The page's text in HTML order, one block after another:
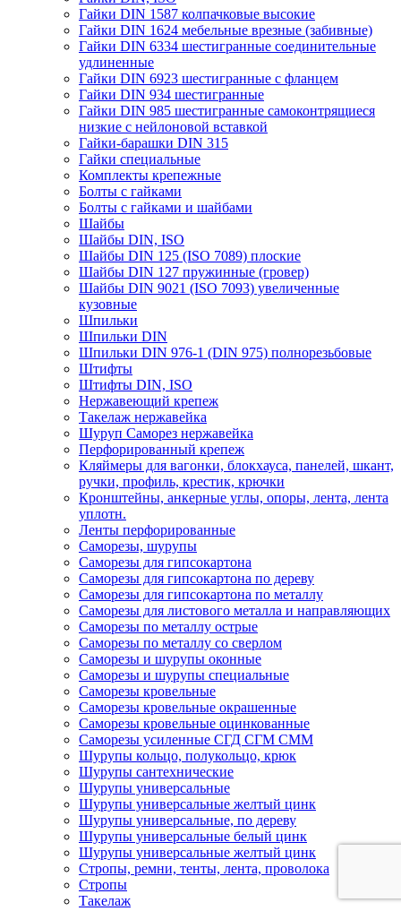
Гайки DIN 1587 колпачковые высокие
Гайки DIN 1624 мебельные врезные (забивные)
Гайки DIN 6334 шестигранные соединительные
удлиненные
Гайки DIN 6923 шестигранные с фланцем
Гайки DIN 934 шестигранные
Гайки DIN 985 шестигранные самоконтрящиеся
низкие с нейлоновой вставкой
Гайки-барашки DIN 315
Гайки специальные
Комплекты крепежные
Болты с гайками
Болты с гайками и шайбами
Шайбы
Шайбы DIN, ISO
Шайбы DIN 125 (ISO 7089) плоские
Шайбы DIN 127 пружинные (гровер)
Шайбы DIN 9021 (ISO 7093) увеличенные
кузовные
Шпильки
Шпильки DIN
Шпильки DIN 976-1 (DIN 975) полнорезьбовые
Штифты
Штифты DIN, ISO
Нержавеющий крепеж
Такелаж нержавейка
Шуруп Саморез нержавейка
Перфорированный крепеж
Кляймеры для вагонки, блокхауса, панелей, шкант,
ручки, профиль, крестик, крючки
Кронштейны, анкерные углы, опоры, лента, лента
уплотн.
Ленты перфорированные
Саморезы, шурупы
Саморезы для гипсокартона
Саморезы для гипсокартона по дереву
Саморезы для гипсокартона по металлу
Саморезы для листового металла и направляющих
Саморезы по металлу острые
Саморезы по металлу со сверлом
Саморезы и шурупы оконные
Саморезы и шурупы специальные
Саморезы кровельные
Саморезы кровельные окрашенные
Саморезы кровельные оцинкованные
Саморезы усиленные СГД СГМ СММ
Шурупы кольцо, полукольцо, крюк
Шурупы сантехнические
Шурупы универсальные
Шурупы универсальные желтый цинк
Шурупы универсальные, по дереву
Шурупы универсальные белый цинк
Шурупы универсальные желтый цинк
Стропы, ремни, тенты, лента, проволока
Стропы
Такелаж